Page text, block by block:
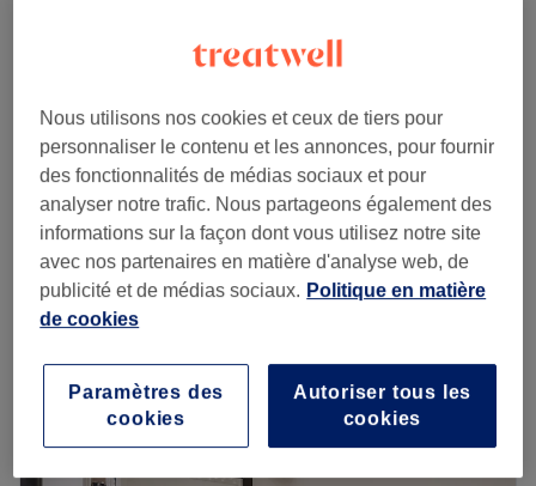
Montrer sur la carte
30 min
Épilation à la cire du dos
15 min - 30 min
à partir de
Épilation à la cire des bras et des
aisselles
10 min - 30 min
à partir de10 €
Je veux en savoir plus
Lundi 10:00–19:30
10:00–19:30
Mercredi
10:00–19:30
Jeudi
10:00–19:30
Nous utilisons nos cookies et ceux de tiers pour
personnaliser le contenu et les annonces, pour fournir
des fonctionnalités de médias sociaux et pour
analyser notre trafic. Nous partageons également des
informations sur la façon dont vous utilisez notre site
avec nos partenaires en matière d'analyse web, de
publicité et de médias sociaux. Politique en matière
de cookies
Autoriser tous les
cookies
Paramètres des
cookies